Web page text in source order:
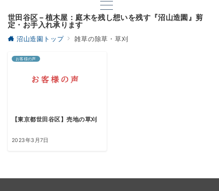
世田谷区 – 植木屋：庭木を残し想いを残す『沼山造園』剪
定・お手入れ承ります
沼山造園トップ 雑草の除草・草刈
お客様の声
【東京都世田谷区】売地の草刈
2023年3月7日